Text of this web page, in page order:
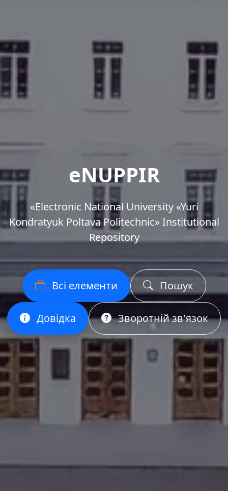
eNUPPIR
«Еlectronic National University «Yuri
Kondratyuk Poltava Politechnic» Institutional
Repository
Всі елементи Пошук
Довідка Зворотній зв'язок